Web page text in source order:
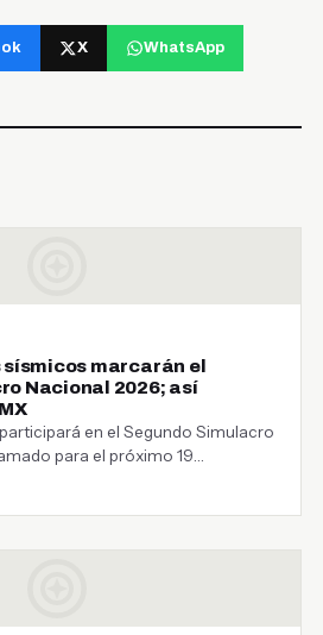
X WhatsApp
marcarán el
Nacional 2026; así
en el Segundo Simulacro
para el próximo 19…